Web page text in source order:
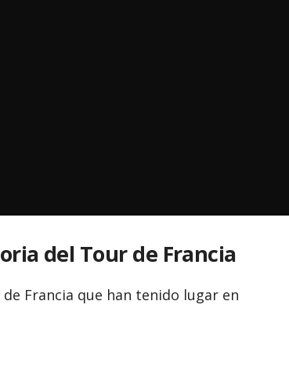
del Tour de Francia
Francia que han tenido lugar en